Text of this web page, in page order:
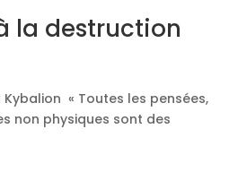
la destruction
« Toutes les pensées,
non physiques sont des